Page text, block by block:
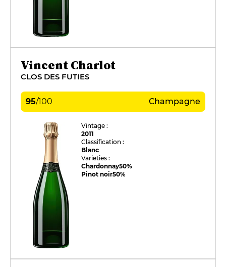
Vincent Charlot
CLOS DES FUTIES
95/100 Champagne
Vintage :
2011
Classification :
Blanc
Varieties :
Chardonnay50%
Pinot noir50%